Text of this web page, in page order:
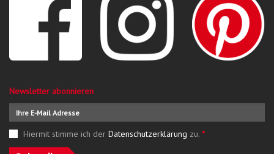
Newsletter abonnieren
Hiermit stimme ich der Datenschutzerklärung zu. *